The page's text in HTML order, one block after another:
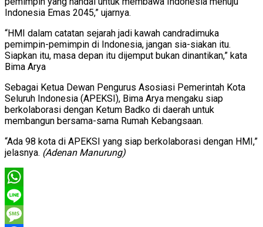
Indonesia Emas 2045,” ujarnya.
“HMI dalam catatan sejarah jadi kawah candradimuka
pemimpin-pemimpin di Indonesia, jangan sia-siakan itu.
Siapkan itu, masa depan itu dijemput bukan dinantikan,” kata
Bima Arya
Sebagai Ketua Dewan Pengurus Asosiasi Pemerintah Kota
Seluruh Indonesia (APEKSI), Bima Arya mengaku siap
berkolaborasi dengan Ketum Badko di daerah untuk
membangun bersama-sama Rumah Kebangsaan.
“Ada 98 kota di APEKSI yang siap berkolaborasi dengan HMI,”
jelasnya. (Adenan Manurung)
WhatsApp
Line